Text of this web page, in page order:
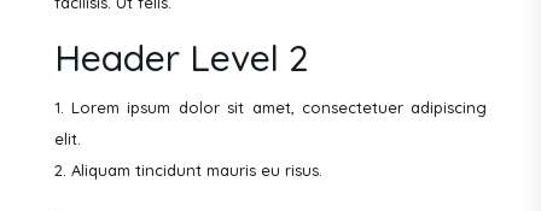
Header Level 2
Lorem ipsum dolor sit amet, consectetuer adipiscing
elit.
Aliquam tincidunt mauris eu risus.